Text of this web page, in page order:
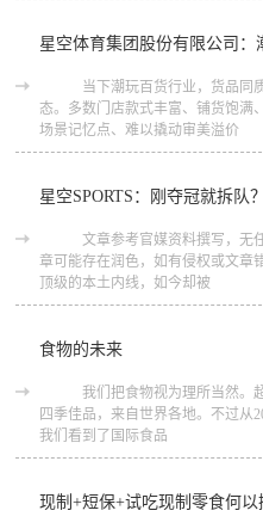
星空体育集团股份有限公司：
当下潮玩百货行业，货品同质
态。多数门店款式丰富、铺货饱满
场景记忆点、难以撬动审美溢价
星空SPORTS：刚夺冠就拆队
文章参考官媒资料撰写，无任
章可能存在润色，如有侵权或文
顶级的本土内线，如今却被
食物的未来
我们把食物视为理所当然。超
四季佳品，来自世界各地。不过从
我们看到了国际食品
现制+短保+试吃现制零食何以